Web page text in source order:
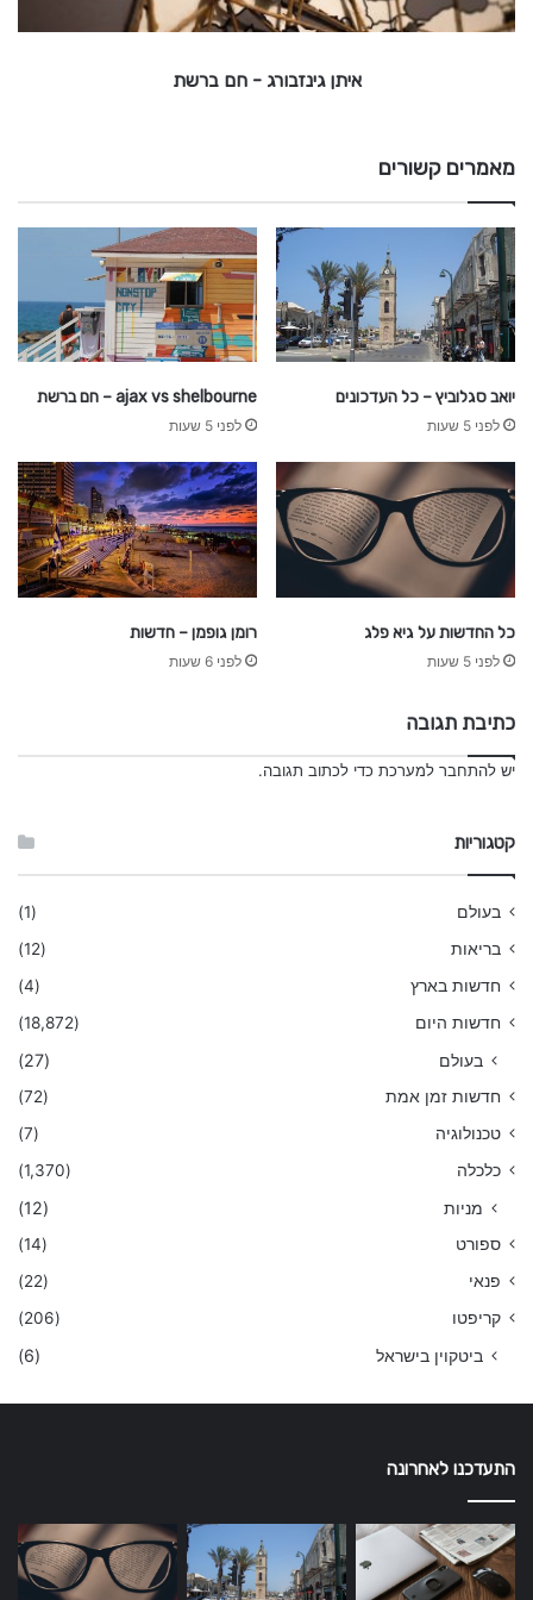
ז
ב
ח
ם
ב
ר
ש
ת
איתן גינזבורג - חם ברשת
מאמרים קשורים
יואב סגלוביץ – כל העדכונים
לפני 5 שעות
ajax vs shelbourne – חם ברשת
לפני 5 שעות
כל החדשות על גיא פלג
לפני 5 שעות
רומן גופמן – חדשות
לפני 6 שעות
כתיבת תגובה
יש להתחבר למערכת כדי לכתוב תגובה.
קטגוריות
בעולם
(1)
בריאות
(12)
חדשות בארץ
(4)
חדשות היום
(18,872)
בעולם (27)
חדשות זמן אמת
(72)
טכנולוגיה
(7)
כלכלה
(1,370)
מניות (12)
ספורט
(14)
פנאי
(22)
קריפטו
(206)
ביטקוין בישראל (6)
התעדכנו לאחרונה